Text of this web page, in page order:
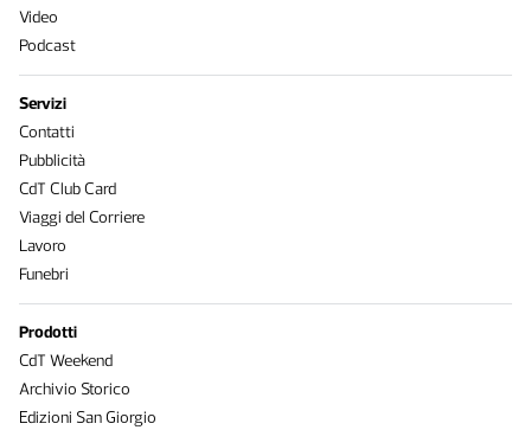
Video
Podcast
Servizi
Contatti
Pubblicità
CdT Club Card
Viaggi del Corriere
Lavoro
Funebri
Prodotti
CdT Weekend
Archivio Storico
Edizioni San Giorgio